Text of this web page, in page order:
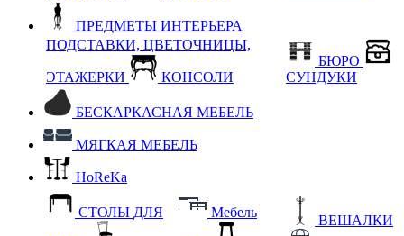
ПРЕДМЕТЫ ИНТЕРЬЕРА
ПОДСТАВКИ, ЦВЕТОЧНИЦЫ,
ЭТАЖЕРКИ КОНСОЛИ
БЮРО
СУНДУКИ
БЕСКАРКАСНАЯ МЕБЕЛЬ
МЯГКАЯ МЕБЕЛЬ
HoReKa
СТОЛЫ ДЛЯ Мебель
ВЕШАЛКИ